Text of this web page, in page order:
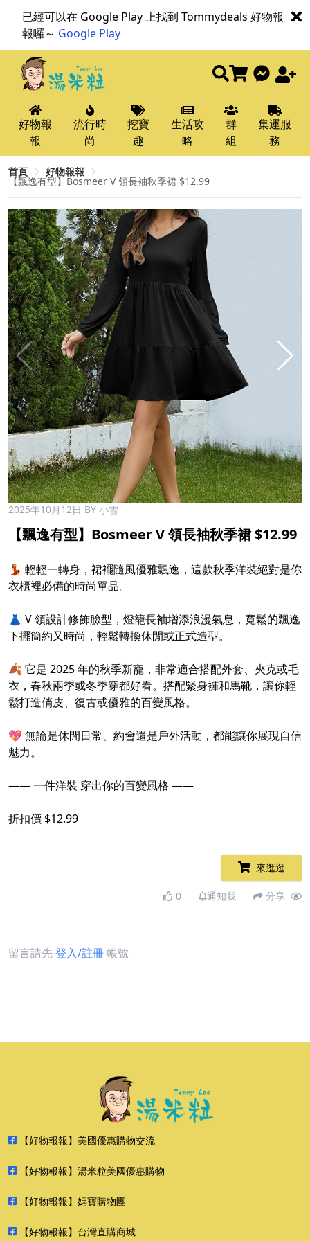
已經可以在 Google Play 上找到 Tommydeals 好物報
報囉～ Google Play
好物報
報
流行時
尚
挖寶
趣
生活攻
略
群
組
集運服
務
首頁 好物報報
【飄逸有型】Bosmeer V 領長袖秋季裙 $12.99
2025年10月12日 BY 小雪
【飄逸有型】Bosmeer V 領長袖秋季裙 $12.99
💃 輕輕一轉身，裙襬隨風優雅飄逸，這款秋季洋裝絕對是你
衣櫃裡必備的時尚單品。
👗 V 領設計修飾臉型，燈籠長袖增添浪漫氣息，寬鬆的飄逸
下擺簡約又時尚，輕鬆轉換休閒或正式造型。
🍂 它是 2025 年的秋季新寵，非常適合搭配外套、夾克或毛
衣，春秋兩季或冬季穿都好看。搭配緊身褲和馬靴，讓你輕
鬆打造俏皮、復古或優雅的百變風格。
💖 無論是休閒日常、約會還是戶外活動，都能讓你展現自信
魅力。
—— 一件洋裝 穿出你的百變風格 ——
折扣價 $12.99
來逛逛
0 通知我 分享
留言請先登入/註冊帳號
【好物報報】美國優惠購物交流
【好物報報】湯米粒美國優惠購物
【好物報報】媽寶購物團
【好物報報】台灣直購商城